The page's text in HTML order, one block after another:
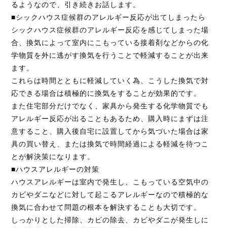
るようなので、引き続きお話します。
■シックハウス症候群のアレルギー反応が出てしまったら
シックハウス症候群のアレルギー反応を感じてしまった場
合、換気によって室内にこもっている接着剤などからの化
学物質を外に逃がす換気を行うことで軽減することが出来
ます。
これらは時間とともに軽減していく為、こうした換気で対
応できる場合は積極的に換気をすることが効果的です。
また住宅部分だけでなく、家具から発生する化学物質でも
アレルギー反応が出ることもあるため、購入時にまずは注
意すること、購入後自宅に設置してから気づいた場合は家
具の買い替え、または換気で時間経過による軽減を待つこ
とが解決策になります。
■ハウスアレルギーの対策
ハウスアレルギーは室内で発生し、こもっている空気中の
カビやダニなどに対して起こるアレルギーなので積極的な
換気に合わせて問題の根本を解決することも大切です。
しっかりとした掃除、カビの除去、カビやダニが発生しに